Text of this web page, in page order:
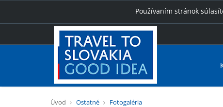
Používaním stránok
Úvod Ostatné Fotogaléria